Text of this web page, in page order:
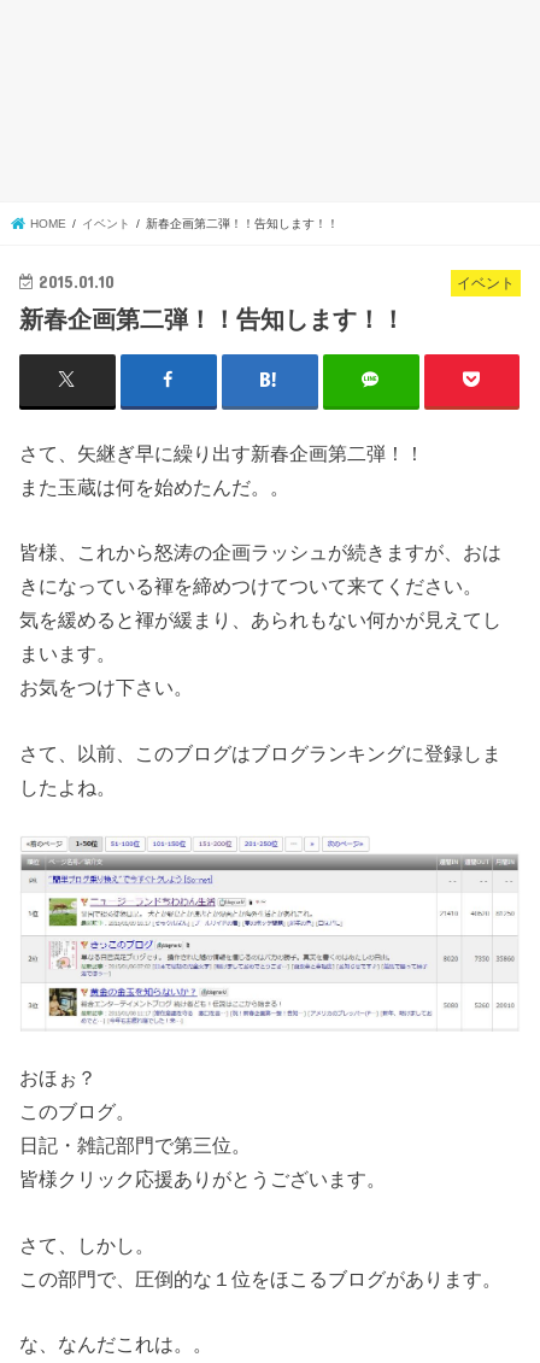
HOME イベント 新春企画第二弾！！告知します！！
イベント
2015.01.10
新春企画第二弾！！告知します！！
さて、矢継ぎ早に繰り出す新春企画第二弾！！
また玉蔵は何を始めたんだ。。
皆様、これから怒涛の企画ラッシュが続きますが、おは
きになっている褌を締めつけてついて来てください。
気を緩めると褌が緩まり、あられもない何かが見えてし
まいます。
お気をつけ下さい。
さて、以前、このブログはブログランキングに登録しま
したよね。
おほぉ？
このブログ。
日記・雑記部門で第三位。
皆様クリック応援ありがとうございます。
さて、しかし。
この部門で、圧倒的な１位をほこるブログがあります。
な、なんだこれは。。